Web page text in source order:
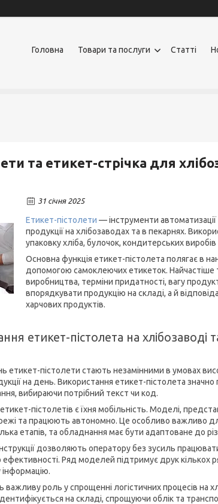
Головна Товари та послуги Статті
та етикет-стрічка для
31 січня 2025
Етикет-пістолети — інструменти
продукції на хлібозаводах та в пекарнях.
упаковку хліба, булочок, кондитерських виробів
Основна функція етикет-пістолета полягає в
допомогою самоклеючих етикеток. Найчастіше
виробництва, терміни придатності, вагу
впорядкувати продукцію на складі, а й
харчових продуктів.
етикет-пістолета на хлібозаводі
етикет-пістолети стають незамінними в умовах
на день. Використання етикет-пістолета
вибираючи потрібний текст чи код.
пістолетів є їхня мобільність. Моделі,
та працюють автономно. Це особливо важливо
етапів, та обладнання має бути адаптоване до
дозволяють оператору без зусиль
Ряд моделей підтримує друк кількох
інформацію.
важливу роль у спрощенні логістичних процесів на
на складі, спрощуючи облік та